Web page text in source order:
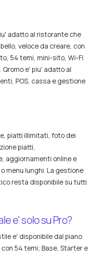
adatto al ristorante che
veloce da creare, con
54 temi, mini-sito, Wi-Fi
e' piu' adatto al
POS, cassa e gestione
piatti illimitati, foto dei
piatti,
aggiornamenti online e
menu lunghi. La gestione
resta disponibile su tutti
e' solo su Pro?
e' disponibile dal piano
54 temi; Base, Starter e